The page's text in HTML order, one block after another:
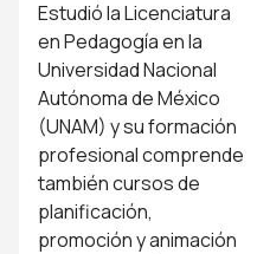
Estudió la Licenciatura
en Pedagogía en la
Universidad Nacional
Autónoma de México
(UNAM) y su formación
profesional comprende
también cursos de
planificación,
promoción y animación